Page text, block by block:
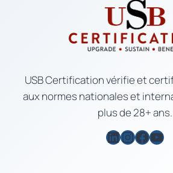
USB Certification vérifie et
aux normes nationales et
plus de 28+ ans.
LinkedIn